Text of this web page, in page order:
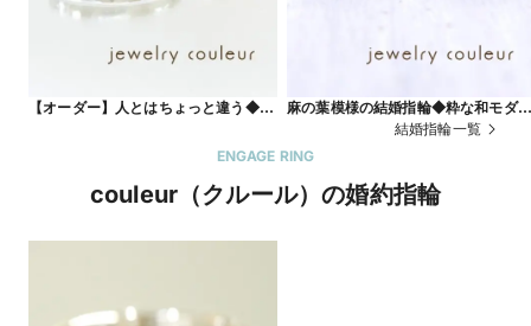
【オーダー】人とはちょっと違う◆こ
麻の葉模様の結婚指輪◆粋な和モダン
結婚指輪一覧
ENGAGE RING
couleur（クルール）の婚約指輪